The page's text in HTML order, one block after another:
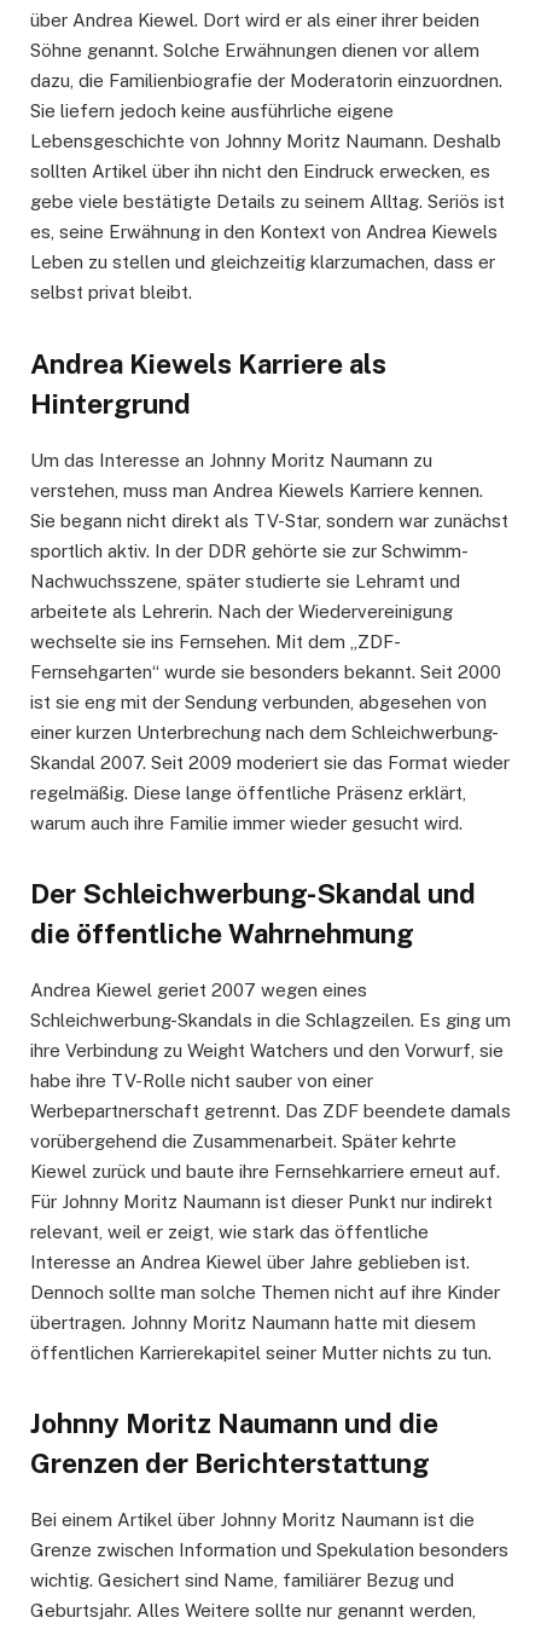
über Andrea Kiewel. Dort wird er als einer ihrer beiden
Söhne genannt. Solche Erwähnungen dienen vor allem
dazu, die Familienbiografie der Moderatorin einzuordnen.
Sie liefern jedoch keine ausführliche eigene
Lebensgeschichte von Johnny Moritz Naumann. Deshalb
sollten Artikel über ihn nicht den Eindruck erwecken, es
gebe viele bestätigte Details zu seinem Alltag. Seriös ist
es, seine Erwähnung in den Kontext von Andrea Kiewels
Leben zu stellen und gleichzeitig klarzumachen, dass er
selbst privat bleibt.
Andrea Kiewels Karriere als
Hintergrund
Um das Interesse an Johnny Moritz Naumann zu
verstehen, muss man Andrea Kiewels Karriere kennen.
Sie begann nicht direkt als TV-Star, sondern war zunächst
sportlich aktiv. In der DDR gehörte sie zur Schwimm-
Nachwuchsszene, später studierte sie Lehramt und
arbeitete als Lehrerin. Nach der Wiedervereinigung
wechselte sie ins Fernsehen. Mit dem „ZDF-
Fernsehgarten“ wurde sie besonders bekannt. Seit 2000
ist sie eng mit der Sendung verbunden, abgesehen von
einer kurzen Unterbrechung nach dem Schleichwerbung-
Skandal 2007. Seit 2009 moderiert sie das Format wieder
regelmäßig. Diese lange öffentliche Präsenz erklärt,
warum auch ihre Familie immer wieder gesucht wird.
Der Schleichwerbung-Skandal und
die öffentliche Wahrnehmung
Andrea Kiewel geriet 2007 wegen eines
Schleichwerbung-Skandals in die Schlagzeilen. Es ging um
ihre Verbindung zu Weight Watchers und den Vorwurf, sie
habe ihre TV-Rolle nicht sauber von einer
Werbepartnerschaft getrennt. Das ZDF beendete damals
vorübergehend die Zusammenarbeit. Später kehrte
Kiewel zurück und baute ihre Fernsehkarriere erneut auf.
Für Johnny Moritz Naumann ist dieser Punkt nur indirekt
relevant, weil er zeigt, wie stark das öffentliche
Interesse an Andrea Kiewel über Jahre geblieben ist.
Dennoch sollte man solche Themen nicht auf ihre Kinder
übertragen. Johnny Moritz Naumann hatte mit diesem
öffentlichen Karrierekapitel seiner Mutter nichts zu tun.
Johnny Moritz Naumann und die
Grenzen der Berichterstattung
Bei einem Artikel über Johnny Moritz Naumann ist die
Grenze zwischen Information und Spekulation besonders
wichtig. Gesichert sind Name, familiärer Bezug und
Geburtsjahr. Alles Weitere sollte nur genannt werden,